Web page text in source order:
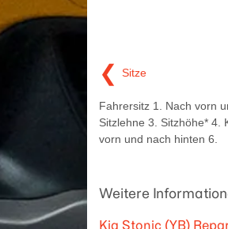
❮ Sitze
Fahrersitz 1. Nach vorn
Sitzlehne 3. Sitzhöhe* 4.
vorn und nach hinten 6.
Weitere
Kia Stonic (YB)